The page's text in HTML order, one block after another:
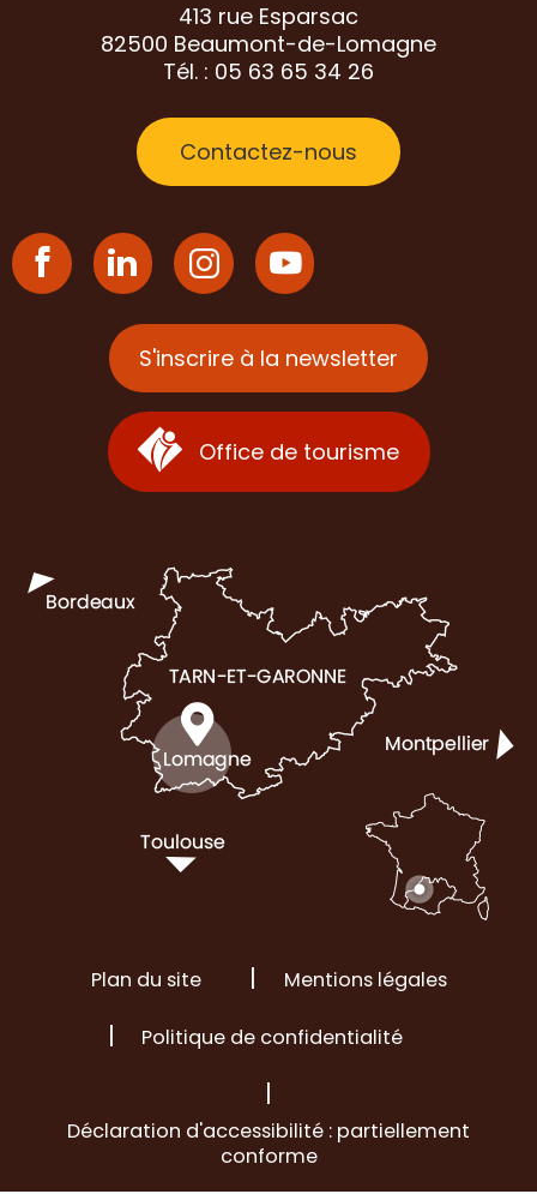
413 rue Esparsac
82500 Beaumont-de-Lomagne
Tél. : 05 63 65 34 26
Contactez-nous
S'inscrire à la newsletter
Office de tourisme
Plan du site Mentions légales
Politique de confidentialité
Déclaration d'accessibilité : partiellement
conforme